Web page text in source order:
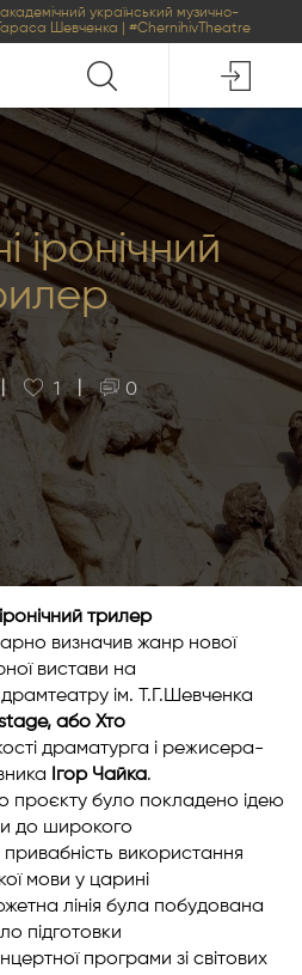
український музично-
Шевченка | #ChernihivTheatre
іронічний
| 1 | 0
трилер
визначив жанр нової
вистави на
драмтеатру ім. Т.Г.Шевченка
або Хто
драматурга і режисера-
Ігор Чайка.
проєкту було покладено ідею
до широкого
використання
мови у царині
лінія була побудована
підготовки
програми зі світових